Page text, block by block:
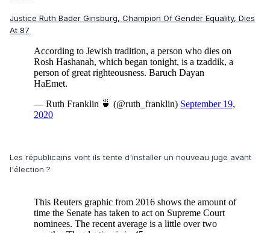
Justice Ruth Bader Ginsburg, Champion Of Gender Equality, Dies
At 87
Les républicains vont ils tente d'installer un nouveau juge avant
l'élection ?